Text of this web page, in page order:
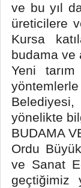
ve bu yıl
üreticilere
Kursa
budama ve
Yeni tarım
yönelikte
BUDAMA
Ordu
ve Sanat
geçtiğimiz